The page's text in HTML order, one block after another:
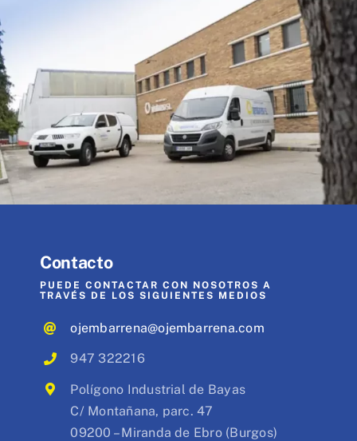
Contacto
PUEDE CONTACTAR CON NOSOTROS A
TRAVÉS DE LOS SIGUIENTES MEDIOS
ojembarrena@ojembarrena.com
947 322216
Polígono Industrial de Bayas
C/ Montañana, parc. 47
09200 – Miranda de Ebro (Burgos)